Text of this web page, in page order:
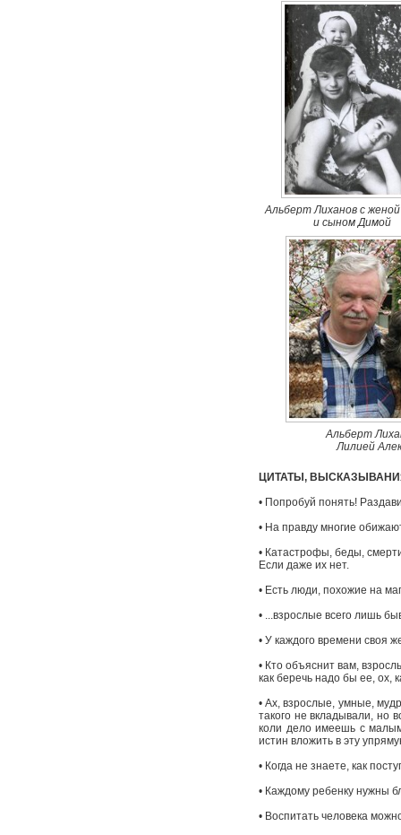
Альберт Лиханов с
и сыном Димой
Альберт
Лилией
ЦИТАТЫ,
• Попробуй понять!
• На правду многие
• Катастрофы, беды,
Если даже их нет.
• Есть люди, похожие на
• ...взрослые всего лишь
• У каждого времени своя
• Кто объяснит вам,
как беречь надо бы ее, ох,
• Ах, взрослые, умные,
такого не вкладывали, но
коли дело имеешь с
истин вложить в эту
• Когда не знаете, как
• Каждому ребенку нужны
• Воспитать человека